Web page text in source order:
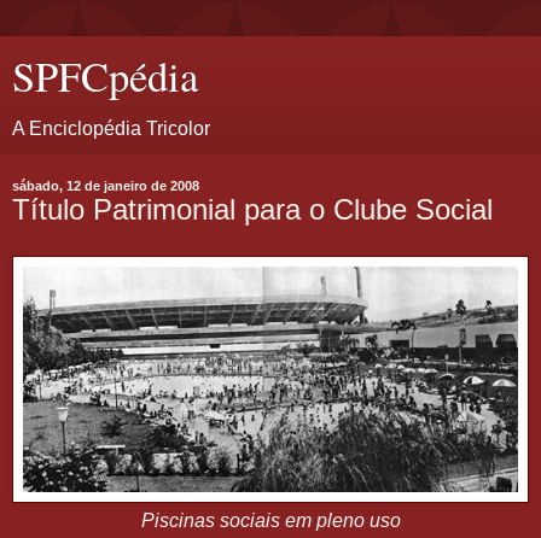
SPFCpédia
A Enciclopédia Tricolor
sábado, 12 de janeiro de 2008
Título Patrimonial para o Clube Social
Piscinas sociais em pleno uso